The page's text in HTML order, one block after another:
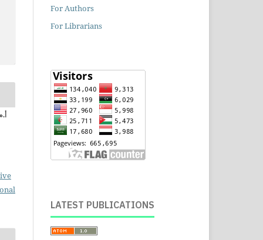
For Authors
For Librarians
LATEST PUBLICATIONS